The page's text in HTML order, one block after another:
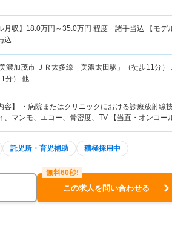
月収】 18.0万円～35.0万円 程度 諸手当込 【モデ
込
濃加茂市 ＪＲ太多線「美濃太田駅」（徒歩11分
分） 他
容】 ・病院またはクリニックにおける診療放射線
、マンモ、エコー、骨密度、TV 【当直・オンコー
託児所・育児補助 積極採用中
この求人を問い合わせる